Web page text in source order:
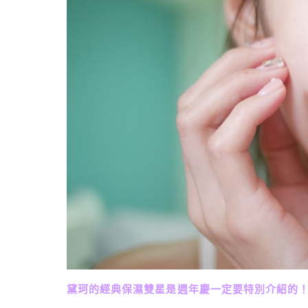
黛珂的經典保濕雙星是週年慶一定要特別介紹的